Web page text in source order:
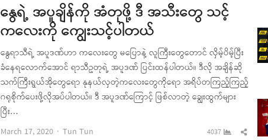
နွေရဲ့ အပူချိန်ကို အံတုဖို့ ဒီ အသီးတွေ သင့်
ကလေးကို ကျွေးသင့်ပါတယ်
နွေရာသီရဲ့ အပူဒဏ်ဟာ ကလေးတွေ မပြောနဲ့ လူကြီးတွေတောင် လှိမ့်ပိမ့်ပြီး
ခံနေရလောက်အောင် ရာသီဥတုရဲ့ အပူဒဏ် ပြင်းထန်ပါတယ်။ ဒီလို အချိန်ဆို
သက်ကြီးရွယ်အိုတွေရော နုနယ်လှတဲ့ကလေးတွေကိုရော အရိပ်တကြည့်ကြည့်
ဂရုစိုက်ပေးဖို့လိုအပ်ပါတယ်။ ဒီ အပူဒဏ်ကြောင့် ဖြစ်လာတဲ့ ချွေးထွက်များ
ပြီး…
March 17, 2020
Author
Tun Tun 4037
Share